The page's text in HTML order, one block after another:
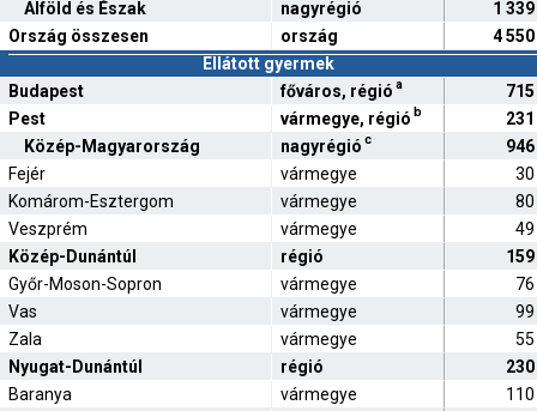
Alföld és Észak
nagyrégió
1 339
Ország összesen
ország
4 550
Ellátott gyermek
Budapest
főváros, régió a
715
Pest
vármegye, régió b
231
Közép-Magyarország
nagyrégió c
946
Fejér
vármegye
30
Komárom-Esztergom
vármegye
80
Veszprém
vármegye
49
Közép-Dunántúl
régió
159
Győr-Moson-Sopron
vármegye
76
Vas
vármegye
99
Zala
vármegye
55
Nyugat-Dunántúl
régió
230
Baranya
vármegye
110